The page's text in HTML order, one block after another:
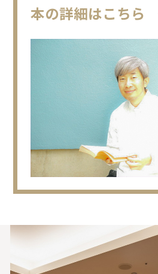
本の詳細はこちら